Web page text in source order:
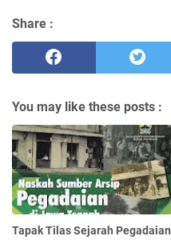
Share :
You may like these posts :
Tapak Tilas Sejarah Pegadaian